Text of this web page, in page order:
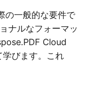
の一般的な要件で
ナルなフォーマッ
Cloud
びます。これ